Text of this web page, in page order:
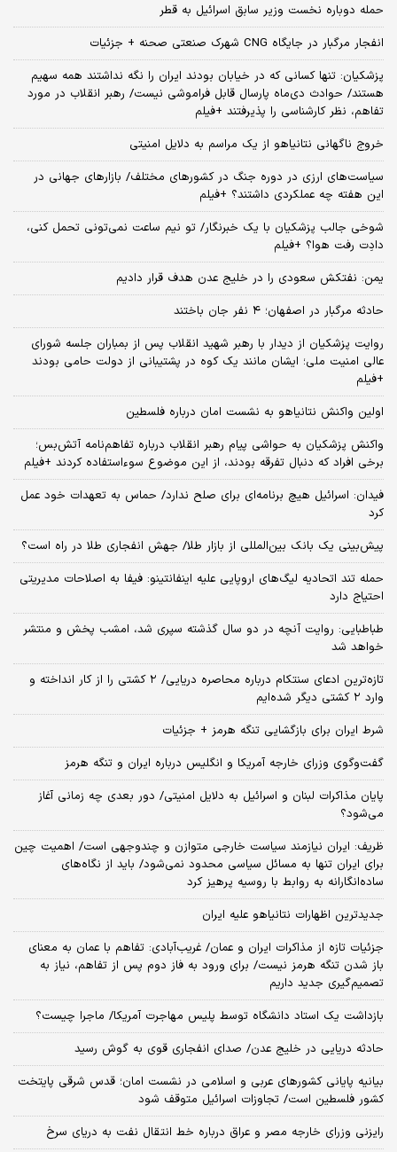
حمله دوباره نخست وزیر سابق اسرائیل به قطر
انفجار مرگبار در جایگاه CNG شهرک صنعتی صحنه + جزئیات
پزشکیان: تنها کسانی که در خیابان بودند ایران را نگه نداشتند همه سهیم
هستند/ حوادث دی‌ماه پارسال قابل فراموشی نیست/ رهبر انقلاب در مورد
تفاهم، نظر کارشناسی را پذیرفتند +فیلم
خروج ناگهانی نتانیاهو از یک مراسم به دلایل امنیتی
سیاست‌های ارزی در دوره جنگ در کشورهای مختلف/ بازارهای جهانی در
این هفته چه عملکردی داشتند؟ +فیلم
شوخی جالب پزشکیان با یک خبرنگار/ تو نیم ساعت نمی‌تونی تحمل کنی،
دادِت رفت هوا؟ +فیلم
یمن: نفتکش سعودی را در خلیج عدن هدف قرار دادیم
حادثه مرگبار در اصفهان؛ ۴ نفر جان باختند
روایت پزشکیان از دیدار با رهبر شهید انقلاب پس از بمباران جلسه شورای
عالی امنیت ملی؛ ایشان مانند یک کوه در پشتیبانی از دولت حامی بودند
+فیلم
اولین واکنش نتانیاهو به نشست امان درباره فلسطین
واکنش پزشکیان به حواشی پیام رهبر انقلاب درباره تفاهم‌نامه آتش‌بس؛
برخی افراد که دنبال تفرقه بودند، از این موضوع سوءاستفاده کردند +فیلم
فیدان: اسرائیل هیچ برنامه‌ای برای صلح ندارد/ حماس به تعهدات خود عمل
کرد
پیش‌بینی یک بانک بین‌المللی از بازار طلا/ جهش انفجاری طلا در راه است؟
حمله تند اتحادیه لیگ‌های اروپایی علیه اینفانتینو: فیفا به اصلاحات مدیریتی
احتیاج دارد
طباطبایی: روایت آنچه در دو سال گذشته سپری شد، امشب پخش و منتشر
خواهد شد
تازه‌ترین ادعای سنتکام درباره محاصره دریایی/ ۲ کشتی را از کار انداخته و
وارد ۲ کشتی دیگر شده‌ایم
شرط ایران برای بازگشایی تنگه هرمز + جزئیات
گفت‌وگوی وزرای خارجه آمریکا و انگلیس درباره ایران و تنگه هرمز
پایان مذاکرات لبنان و اسرائیل به دلایل امنیتی/ دور بعدی چه زمانی آغاز
می‌شود؟
ظریف: ایران نیازمند سیاست خارجی متوازن و چندوجهی است/ اهمیت چین
برای ایران تنها به مسائل سیاسی محدود نمی‌شود/ باید از نگاه‌های
ساده‌انگارانه به روابط با روسیه پرهیز کرد
جدیدترین اظهارات نتانیاهو علیه ایران
جزئیات تازه از مذاکرات ایران و عمان/ غریب‌آبادی: تفاهم با عمان به معنای
باز شدن تنگه هرمز نیست/ برای ورود به فاز دوم پس از تفاهم، نیاز به
تصمیم‌گیری جدید داریم
بازداشت یک استاد دانشگاه توسط پلیس مهاجرت آمریکا/ ماجرا چیست؟
حادثه دریایی در خلیج عدن/ صدای انفجاری قوی به گوش رسید
بیانیه پایانی کشورهای عربی و اسلامی در نشست امان؛ قدس شرقی پایتخت
کشور فلسطین است/ تجاوزات اسرائیل متوقف شود
رایزنی وزرای خارجه مصر و عراق درباره خط انتقال نفت به دریای سرخ